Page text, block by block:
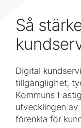
Så
Digital
tillgänglighet,
Kommuns
utvecklingen
förenkla för